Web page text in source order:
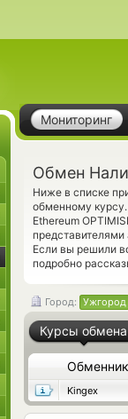
Мониторинг
Обмен
Ниже в списке
обменному
Ethereum
Если вы решили
подробно
Город: Ужгород
Курсы обмена
Обменник
Kingex